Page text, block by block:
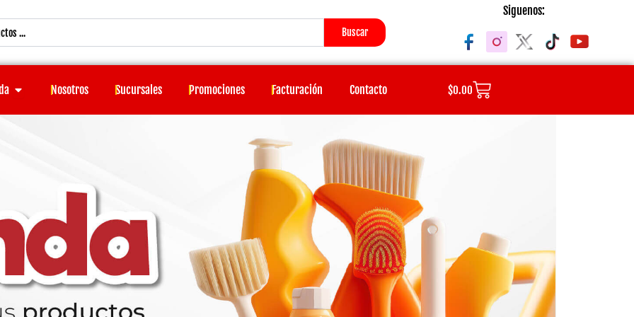
Buscar
Siguenos:
Open TiendaNosotros Sucursales Promociones Facturación Contacto $0.00Cart